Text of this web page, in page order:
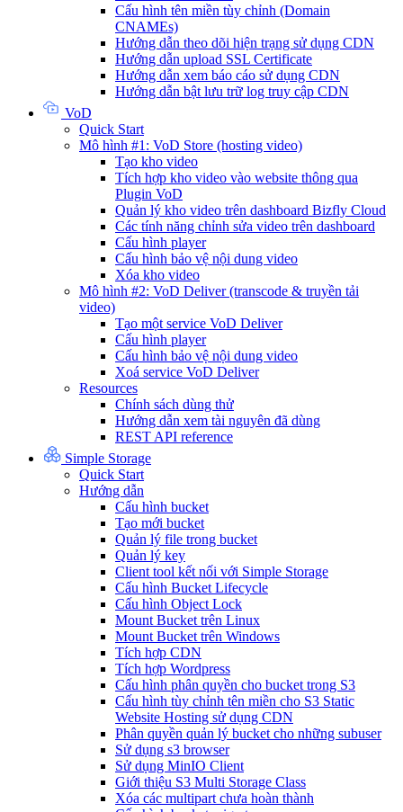
Cấu hình tên miền tùy chỉnh (Domain
CNAMEs)
Hướng dẫn theo dõi hiện trạng sử dụng CDN
Hướng dẫn upload SSL Certificate
Hướng dẫn xem báo cáo sử dụng CDN
Hướng dẫn bật lưu trữ log truy cập CDN
VoD
Quick Start
Mô hình #1: VoD Store (hosting video)
Tạo kho video
Tích hợp kho video vào website thông qua
Plugin VoD
Quản lý kho video trên dashboard Bizfly Cloud
Các tính năng chỉnh sửa video trên dashboard
Cấu hình player
Cấu hình bảo vệ nội dung video
Xóa kho video
Mô hình #2: VoD Deliver (transcode & truyền tải
video)
Tạo một service VoD Deliver
Cấu hình player
Cấu hình bảo vệ nội dung video
Xoá service VoD Deliver
Resources
Chính sách dùng thử
Hướng dẫn xem tài nguyên đã dùng
REST API reference
Simple Storage
Quick Start
Hướng dẫn
Cấu hình bucket
Tạo mới bucket
Quản lý file trong bucket
Quản lý key
Client tool kết nối với Simple Storage
Cấu hình Bucket Lifecycle
Cấu hình Object Lock
Mount Bucket trên Linux
Mount Bucket trên Windows
Tích hợp CDN
Tích hợp Wordpress
Cấu hình phân quyền cho bucket trong S3
Cấu hình tùy chỉnh tên miền cho S3 Static
Website Hosting sử dụng CDN
Phân quyền quản lý bucket cho những subuser
Sử dụng s3 browser
Sử dụng MinIO Client
Giới thiệu S3 Multi Storage Class
Xóa các multipart chưa hoàn thành